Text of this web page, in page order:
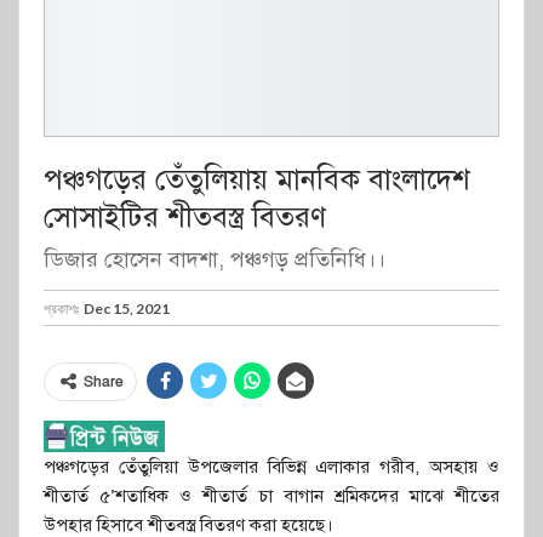
পঞ্চগড়ের তেঁতুলিয়ায় মানবিক বাংলাদেশ
সোসাইটির শীতবস্ত্র বিতরণ
ডিজার হোসেন বাদশা, পঞ্চগড় প্রতিনিধি।।
প্রকাশঃ Dec 15, 2021
Share
পঞ্চগড়ের তেঁতুলিয়া উপজেলার বিভিন্ন এলাকার গরীব, অসহায় ও
শীতার্ত ৫’শতাধিক ও শীতার্ত চা বাগান শ্রমিকদের মাঝে শীতের
উপহার হিসাবে শীতবস্ত্র বিতরণ করা হয়েছে।